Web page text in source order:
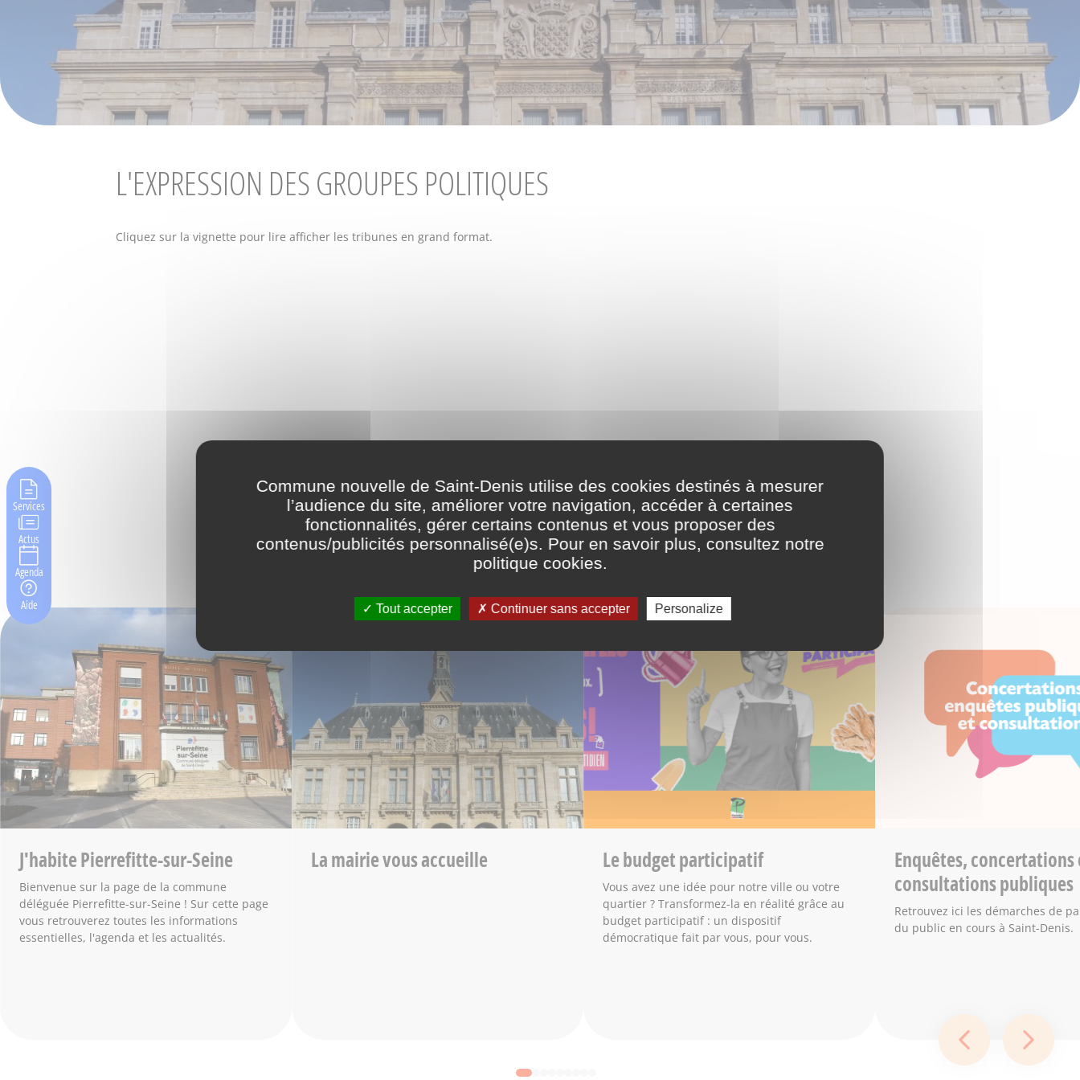
Services
Actus
Agenda
Aide
L'EXPRESSION DES GROUPES POLITIQUES
Cliquez sur la vignette pour lire afficher les tribunes en grand format.
À LIRE AUSSI
J'habite Pierrefitte-sur-Seine
Bienvenue sur la page de la commune
déléguée Pierrefitte-sur-Seine ! Sur cette page
vous retrouverez toutes les informations
essentielles, l'agenda et les actualités.
La mairie vous accueille Le budget participatif
Vous avez une idée pour notre ville ou votre
quartier ? Transformez-la en réalité grâce au
budget participatif : un dispositif
démocratique fait par vous, pour vous.
Enquêtes, concertations
consultations publiques
Retrouvez ici les démarches de
du public en cours à Saint-Denis.
Diapositive
Commune nouvelle de Saint-Denis utilise des cookies destinés à mesurer
l’audience du site, améliorer votre navigation, accéder à certaines
fonctionnalités, gérer certains contenus et vous proposer des
contenus/publicités personnalisé(e)s. Pour en savoir plus, consultez notre
politique cookies.
Tout accepter Continuer sans accepter Personalize